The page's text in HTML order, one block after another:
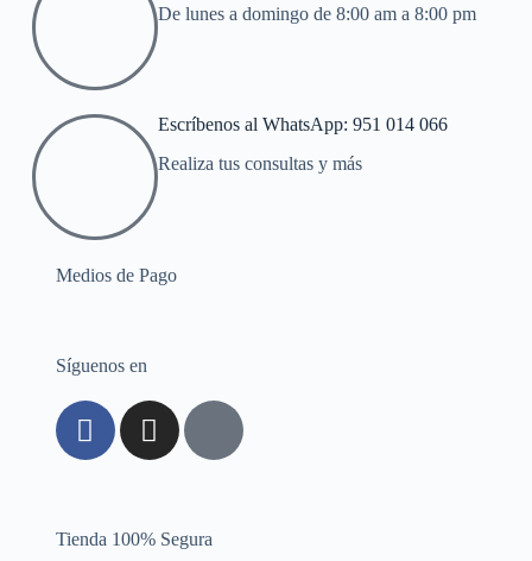
De lunes a domingo de 8:00 am a 8:00 pm
Escríbenos al WhatsApp: 951 014 066
Realiza tus consultas y más
Medios de Pago
Síguenos en
Tienda 100% Segura